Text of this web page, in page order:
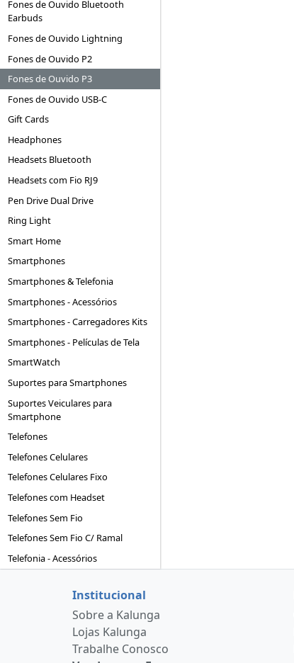
Fones de Ouvido Bluetooth
Earbuds
Fones de Ouvido Lightning
Fones de Ouvido P2
Fones de Ouvido P3
Fones de Ouvido USB-C
Gift Cards
Headphones
Headsets Bluetooth
Headsets com Fio RJ9
Pen Drive Dual Drive
Ring Light
Smart Home
Smartphones
Smartphones & Telefonia
Smartphones - Acessórios
Smartphones - Carregadores Kits
Smartphones - Películas de Tela
SmartWatch
Suportes para Smartphones
Suportes Veiculares para
Smartphone
Telefones
Telefones Celulares
Telefones Celulares Fixo
Telefones com Headset
Telefones Sem Fio
Telefones Sem Fio C/ Ramal
Telefonia - Acessórios
Institucional
Sobre a Kalunga
Lojas Kalunga
Trabalhe Conosco